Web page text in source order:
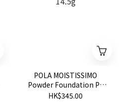
POLA MOISTISSIMO
Powder Foundation P1
Refill 粉餅補充裝連粉撲
HK$345.00